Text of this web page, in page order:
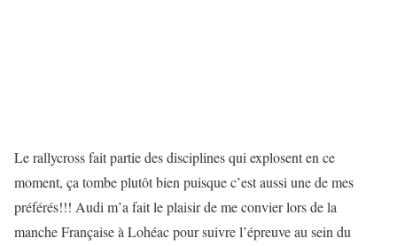
Le rallycross fait partie des disciplines qui explosent en ce
moment, ça tombe plutôt bien puisque c’est aussi une de mes
préférés!!! Audi m’a fait le plaisir de me convier lors de la
manche Française à Lohéac pour suivre l’épreuve au sein du